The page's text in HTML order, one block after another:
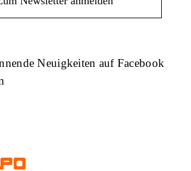
Neuigkeiten auf Facebook